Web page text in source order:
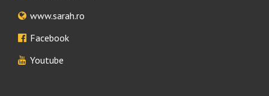
www.sarah.ro
Facebook
Youtube